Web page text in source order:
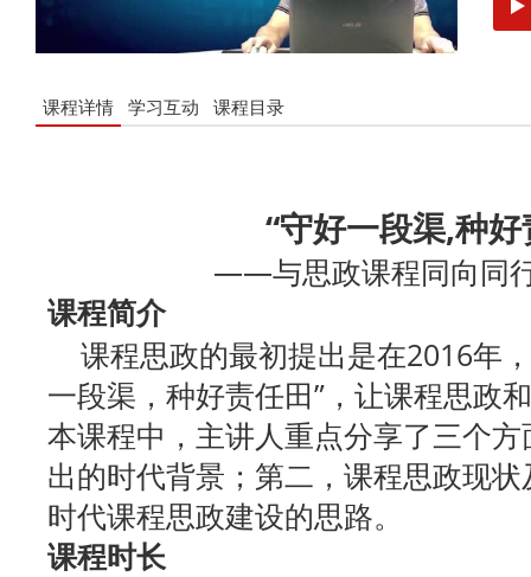
课程详情 学习互动 课程目录
“守好一段渠,种好
——与思政课程同向同
课程简介
课程思政的最初提出是在2016年
一段渠，种好责任田”，让课程思政
本课程中，主讲人重点分享了三个
出的时代背景；第二，课程思政现
时代课程思政建设的思路。
课程时长